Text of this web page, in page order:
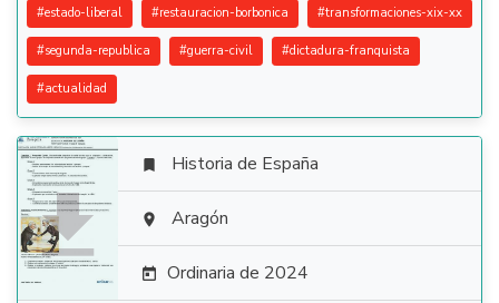
#estado-liberal #restauracion-borbonica #transformaciones-xix-xx
#segunda-republica #guerra-civil #dictadura-franquista
#actualidad

 Historia de España
 Aragón
 Ordinaria de 2024